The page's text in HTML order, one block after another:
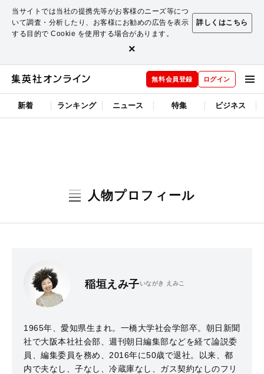
当サイトでは当社の提携先等がお客様のニーズ等につ
いて調査・分析したり、お客様にお勧めの広告を表示
する目的で Cookie を使用する場合があります。
詳しくはこちら
×
無料会員登録 ログイン
新着 ランキング ニュース 特集 ビジネス
人物プロフィール
稲垣えみ子いながき えみこ
1965年、愛知県生まれ。一橋大学社会学部卒。朝日新聞
社で大阪本社社会部、週刊朝日編集部などを経て論説委
員、編集委員を務め、2016年に50歳で退社。以来、都
内で夫なし、子なし、冷蔵庫なし、ガス契約なしのフリ